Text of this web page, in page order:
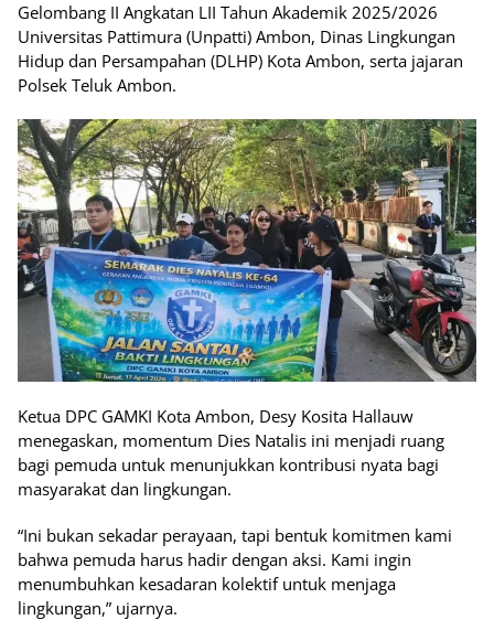
Gelombang II Angkatan LII Tahun Akademik 2025/2026
Universitas Pattimura (Unpatti) Ambon, Dinas Lingkungan
Hidup dan Persampahan (DLHP) Kota Ambon, serta jajaran
Polsek Teluk Ambon.
Ketua DPC GAMKI Kota Ambon, Desy Kosita Hallauw
menegaskan, momentum Dies Natalis ini menjadi ruang
bagi pemuda untuk menunjukkan kontribusi nyata bagi
masyarakat dan lingkungan.
“Ini bukan sekadar perayaan, tapi bentuk komitmen kami
bahwa pemuda harus hadir dengan aksi. Kami ingin
menumbuhkan kesadaran kolektif untuk menjaga
lingkungan,” ujarnya.